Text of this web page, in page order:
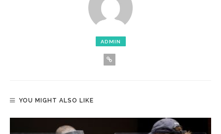
ADMIN
YOU MIGHT ALSO LIKE